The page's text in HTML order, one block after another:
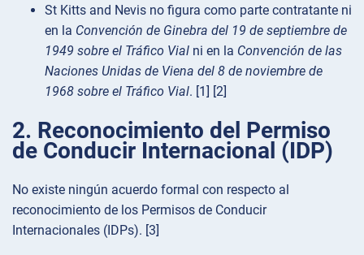
St Kitts and Nevis no figura como parte contratante ni
en la Convención de Ginebra del 19 de septiembre de
1949 sobre el Tráfico Vial ni en la Convención de las
Naciones Unidas de Viena del 8 de noviembre de
1968 sobre el Tráfico Vial. [1] [2]
2. Reconocimiento del Permiso
de Conducir Internacional (IDP)
No existe ningún acuerdo formal con respecto al
reconocimiento de los Permisos de Conducir
Internacionales (IDPs). [3]